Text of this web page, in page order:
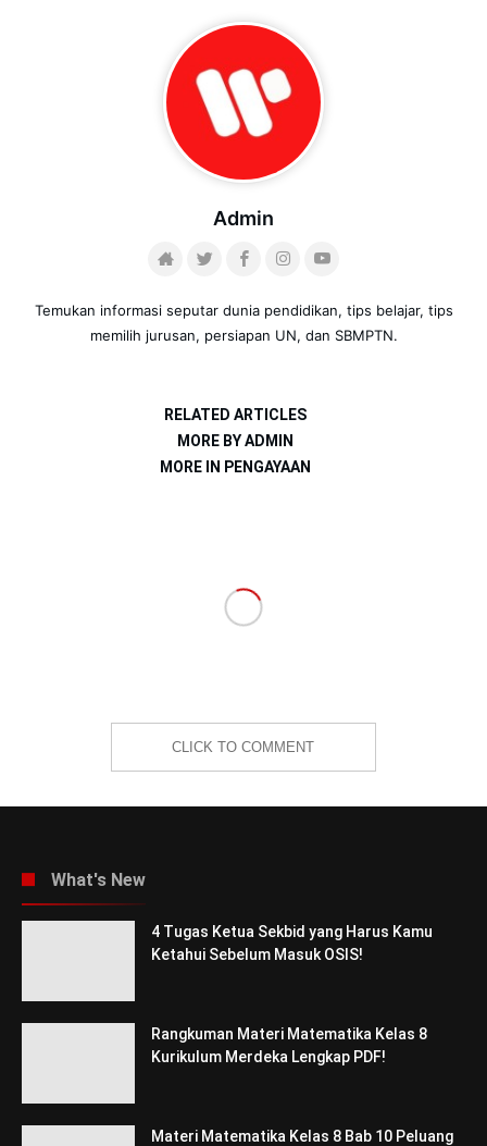
Admin
Temukan informasi seputar dunia pendidikan, tips belajar, tips
memilih jurusan, persiapan UN, dan SBMPTN.
RELATED ARTICLES
MORE BY ADMIN
MORE IN PENGAYAAN
CLICK TO COMMENT
What's New
4 Tugas Ketua Sekbid yang Harus Kamu
Ketahui Sebelum Masuk OSIS!
Rangkuman Materi Matematika Kelas 8
Kurikulum Merdeka Lengkap PDF!
Materi Matematika Kelas 8 Bab 10 Peluang